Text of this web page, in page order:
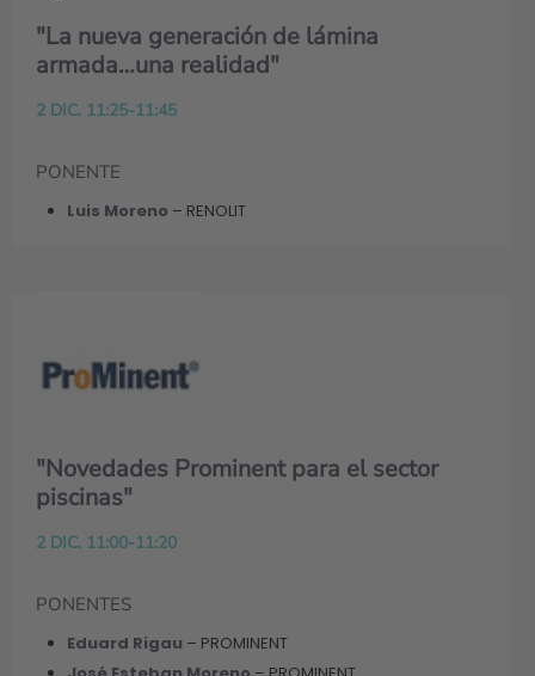
"La nueva generación de lámina
armada…una realidad"
2 DIC. 11:25-11:45
PONENTE
Luis Moreno – RENOLIT
"Novedades Prominent para el sector
piscinas"
2 DIC. 11:00-11:20
PONENTES
Eduard Rigau – PROMINENT